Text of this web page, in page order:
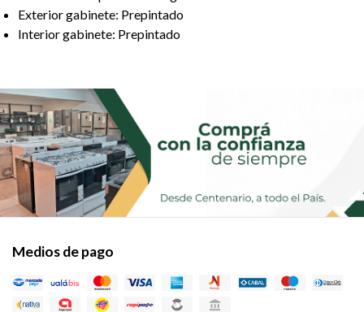
Exterior gabinete: Prepintado
Interior gabinete: Prepintado
Medios de pago